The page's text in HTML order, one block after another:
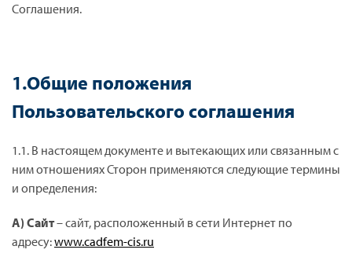
Соглашения.
1.Общие положения
Пользовательского соглашения
1.1. В настоящем документе и вытекающих или связанным с
ним отношениях Сторон применяются следующие термины
и определения:
А) Сайт– сайт, расположенный в сети Интернет по
адресу:www.cadfem-cis.ru